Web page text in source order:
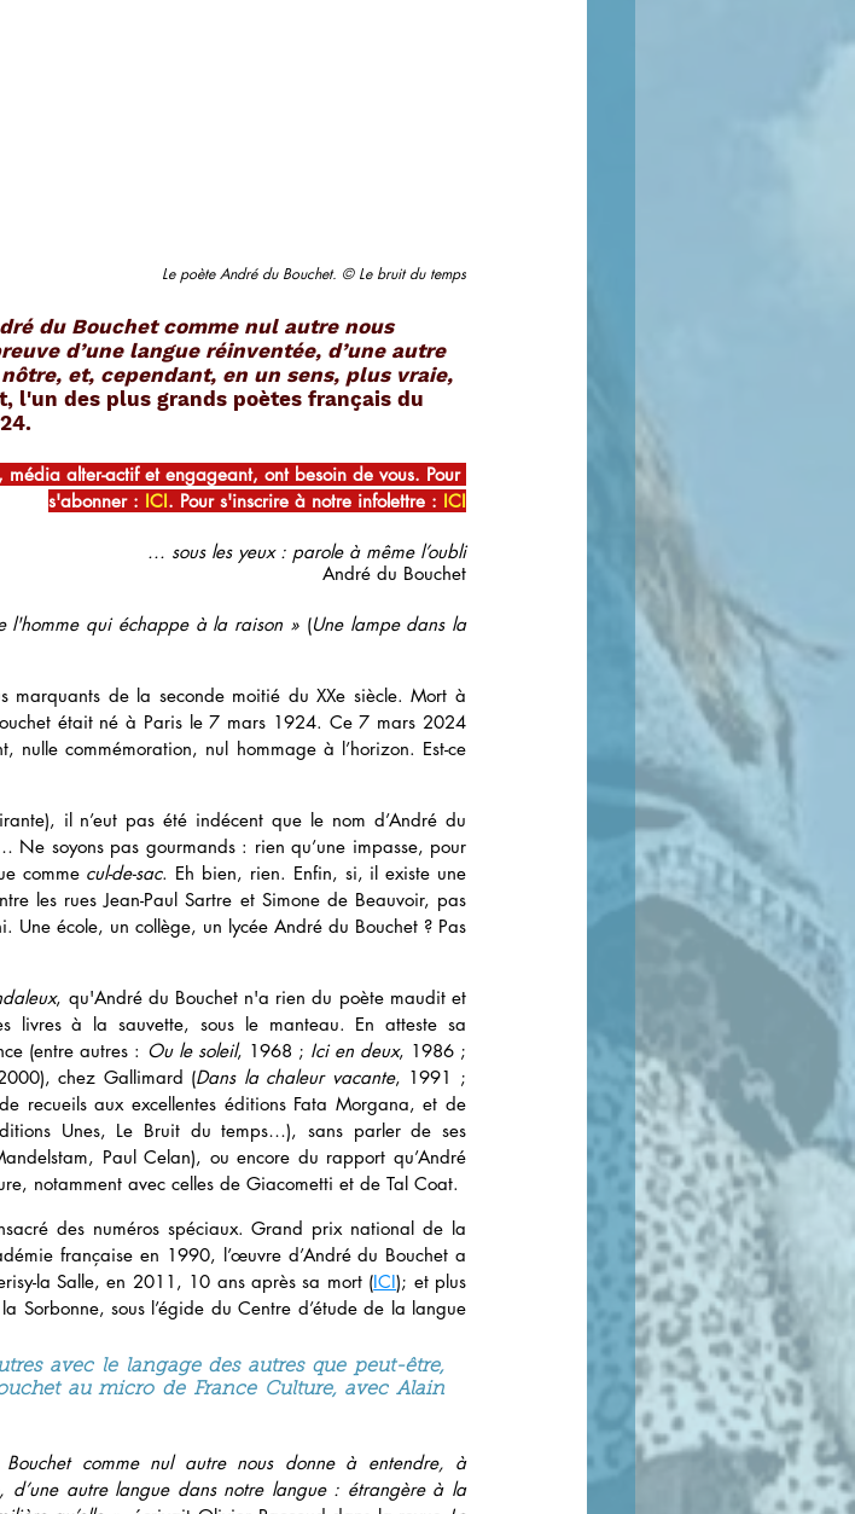
Le poète André du Bouchet. © Le bruit du temps
du Bouchet comme nul autre nous
d’une langue réinventée, d’une autre
et, cependant, en un sens, plus vraie,
l'un des plus grands poètes français du
, média alter-actif et engageant, ont besoin de vous. Pour
s'abonner : ICI. Pour s'inscrire à notre infolettre : ICI
... sous les yeux : parole à même l’oubli
André du Bouchet
l'homme qui échappe à la raison » (Une lampe dans la
marquants de la seconde moitié du XXe siècle. Mort à
était né à Paris le 7 mars 1924. Ce 7 mars 2024
nulle commémoration, nul hommage à l’horizon. Est-ce
il n’eut pas été indécent que le nom d’André du
soyons pas gourmands : rien qu’une impasse, pour
comme cul-de-sac. Eh bien, rien. Enfin, si, il existe une
les rues Jean-Paul Sartre et Simone de Beauvoir, pas
Une école, un collège, un lycée André du Bouchet ? Pas
, qu'André du Bouchet n'a rien du poète maudit et
livres à la sauvette, sous le manteau. En atteste sa
(entre autres : Ou le soleil, 1968 ; Ici en deux
chez Gallimard (Dans la chaleur vacante
recueils aux excellentes éditions Fata Morgana, et de
Unes, Le Bruit du temps…), sans parler de ses
Paul Celan), ou encore du rapport qu’André
notamment avec celles de Giacometti et de Tal Coat.
des numéros spéciaux. Grand prix national de la
française en 1990, l’œuvre d’André du Bouchet a
la Salle, en 2011, 10 ans après sa mort (ICI); et plus
Sorbonne, sous l’égide du Centre d’étude de la langue
avec le langage des autres que peut-être,
au micro de France Culture, avec Alain
comme nul autre nous donne à entendre, à
d’une autre langue dans notre langue : étrangère à la